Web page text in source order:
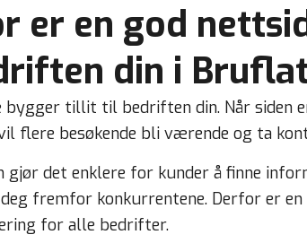
er en god
din i
bygger tillit til bedriften din. Når siden
flere besøkende bli værende og ta
gjør det enklere for kunder å finne
fremfor konkurrentene. Derfor er
for alle bedrifter.